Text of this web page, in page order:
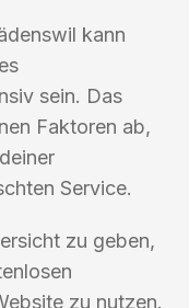
kann
sein. Das
Faktoren ab,
Service.
zu geben,
zu nutzen.